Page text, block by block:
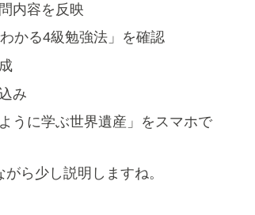
内容を反映
かる4級勉強法」を確認
み
うに学ぶ世界遺産」をスマホで
ら少し説明しますね。